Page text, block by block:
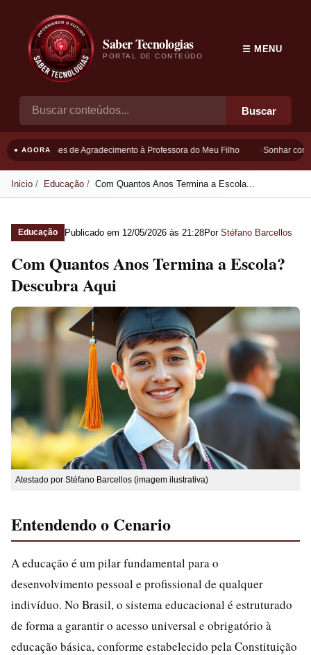
Saber Tecnologias
PORTAL DE CONTEÚDO
Buscar
☰ MENU
● AGORAFrases de Agradecimento à Professora do Meu Filho Sonhar com
Inicio Educação Com Quantos Anos Termina a Escola...
Educação Publicado em 12/05/2026 às 21:28Por Stéfano Barcellos
Com Quantos Anos Termina a Escola?
Descubra Aqui
Atestado por Stéfano Barcellos (imagem ilustrativa)
Entendendo o Cenario
A educação é um pilar fundamental para o
desenvolvimento pessoal e profissional de qualquer
indivíduo. No Brasil, o sistema educacional é estruturado
de forma a garantir o acesso universal e obrigatório à
educação básica, conforme estabelecido pela Constituição